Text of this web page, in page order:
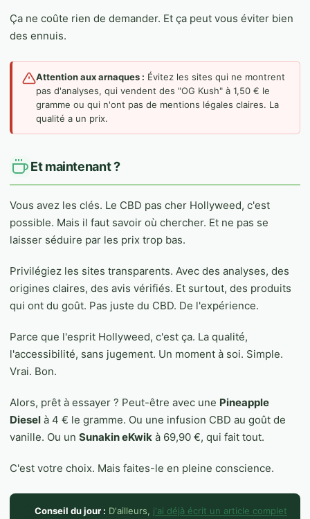
Ça ne coûte rien de demander. Et ça peut vous éviter bien
des ennuis.
Attention aux arnaques : Évitez les sites qui ne montrent
pas d'analyses, qui vendent des "OG Kush" à 1,50 € le
gramme ou qui n'ont pas de mentions légales claires. La
qualité a un prix.
Et maintenant ?
Vous avez les clés. Le CBD pas cher Hollyweed, c'est
possible. Mais il faut savoir où chercher. Et ne pas se
laisser séduire par les prix trop bas.
Privilégiez les sites transparents. Avec des analyses, des
origines claires, des avis vérifiés. Et surtout, des produits
qui ont du goût. Pas juste du CBD. De l'expérience.
Parce que l'esprit Hollyweed, c'est ça. La qualité,
l'accessibilité, sans jugement. Un moment à soi. Simple.
Vrai. Bon.
Alors, prêt à essayer ? Peut-être avec une Pineapple
Diesel à 4 € le gramme. Ou une infusion CBD au goût de
vanille. Ou un Sunakin eKwik à 69,90 €, qui fait tout.
C'est votre choix. Mais faites-le en pleine conscience.
Conseil du jour : D'ailleurs, j'ai déjà écrit un article complet